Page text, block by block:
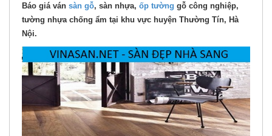
Báo giá ván sàn gỗ, sàn nhựa, ốp tường gỗ công nghiệp,
tường nhựa chống ẩm tại khu vực huyện Thường Tín, Hà
Nội.